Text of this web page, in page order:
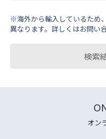
※海外から輸⼊しているため
異なります。詳しくはお問い
検索
オン